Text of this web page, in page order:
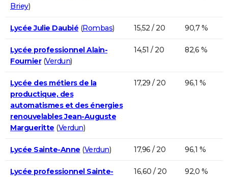
Briey)
Lycée Julie Daubié (Rombas) 15,52 / 20 90,7 %
Lycée professionnel Alain-
Fournier(Verdun)
14,51 / 20 82,6 %
Lycée des métiers de la
productique, des
automatismes et des énergies
renouvelables Jean-Auguste
Margueritte (Verdun)
17,29 / 20 96,1 %
Lycée Sainte-Anne (Verdun) 17,96 / 20 96,1 %
Lycée professionnel Sainte-
16,60 / 20 92,0 %